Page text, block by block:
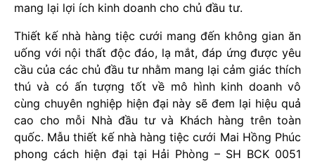
mang lại lợi ích kinh doanh cho chủ đầu tư.
Thiết kế nhà hàng tiệc cưới mang đến không gian ăn
uống với nội thất độc đáo, lạ mắt, đáp ứng được yêu
cầu của các chủ đầu tư nhằm mang lại cảm giác thích
thú và có ấn tượng tốt về mô hình kinh doanh vô
cùng chuyên nghiệp hiện đại này sẽ đem lại hiệu quả
cao cho mỗi Nhà đầu tư và Khách hàng trên toàn
quốc. Mẫu thiết kế nhà hàng tiệc cưới Mai Hồng Phúc
phong cách hiện đại tại Hải Phòng – SH BCK 0051